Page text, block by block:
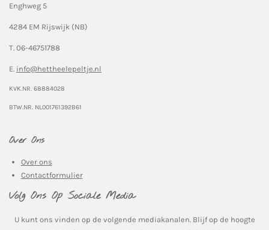
Enghweg 5
4284 EM Rijswijk (NB)
T. 06-46751788
E. info@hettheelepeltje.nl
KVK.NR. 68884028
BTW.NR. NL001761392B61
Over Ons
Over ons
Contactformulier
Volg Ons Op Sociale Media
U kunt ons vinden op de volgende mediakanalen. Blijf op de hoogte